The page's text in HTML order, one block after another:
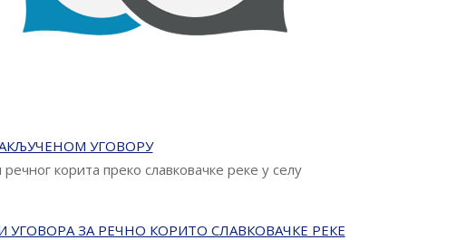
УГОВОРУ
корита преко славковачке реке у селу
ЗА РЕЧНО КОРИТО СЛАВКОВАЧКЕ РЕКЕ